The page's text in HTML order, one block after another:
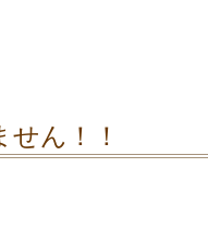
ん！！